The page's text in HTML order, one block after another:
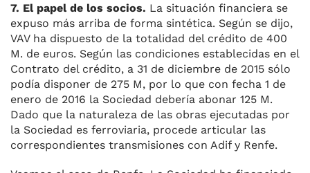
7. El papel de los socios. La situación financiera se
expuso más arriba de forma sintética. Según se dijo,
VAV ha dispuesto de la totalidad del crédito de 400
M. de euros. Según las condiciones establecidas en el
Contrato del crédito, a 31 de diciembre de 2015 sólo
podía disponer de 275 M, por lo que con fecha 1 de
enero de 2016 la Sociedad debería abonar 125 M.
Dado que la naturaleza de las obras ejecutadas por
la Sociedad es ferroviaria, procede articular las
correspondientes transmisiones con Adif y Renfe.